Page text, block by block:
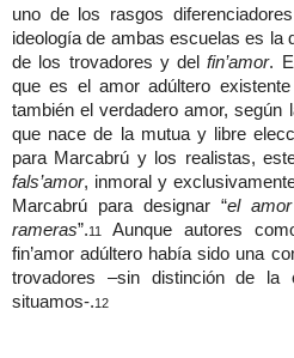
uno de los rasgos
ideología de ambas escuelas es la
de los trovadores y delfin’amor.
que es el amor adúltero
también el verdadero amor, según
que nace de la mutua y libre
para Marcabrú y los realistas,
fals’amor, inmoral y
Marcabrú para designar “el
rameras”.11 Aunque autores
fin’amor adúltero había sido una
trovadores –sin distinción de
situamos-.12